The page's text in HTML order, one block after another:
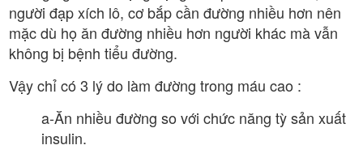
người đạp xích lô, cơ bắp cần đường nhiều hơn nên
mặc dù họ ăn đường nhiều hơn người khác mà vẫn
không bị bệnh tiểu đường.
Vậy chỉ có 3 lý do làm đường trong máu cao :
a-Ăn nhiều đường so với chức năng tỳ sản xuất
insulin.